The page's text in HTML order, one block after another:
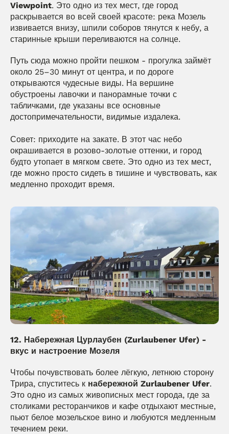
Viewpoint. Это одно из тех мест, где город
раскрывается во всей своей красоте: река Мозель
извивается внизу, шпили соборов тянутся к небу, а
старинные крыши переливаются на солнце.
Путь сюда можно пройти пешком - прогулка займёт
около 25–30 минут от центра, и по дороге
открываются чудесные виды. На вершине
обустроены лавочки и панорамные точки с
табличками, где указаны все основные
достопримечательности, видимые издалека.
Совет: приходите на закате. В этот час небо
окрашивается в розово-золотые оттенки, и город
будто утопает в мягком свете. Это одно из тех мест,
где можно просто сидеть в тишине и чувствовать, как
медленно проходит время.
12. Набережная Цурлаубен (Zurlaubener Ufer) -
вкус и настроение Мозеля
Чтобы почувствовать более лёгкую, летнюю сторону
Трира, спуститесь к набережной Zurlaubener Ufer.
Это одно из самых живописных мест города, где за
столиками ресторанчиков и кафе отдыхают местные,
пьют белое мозельское вино и любуются медленным
течением реки.